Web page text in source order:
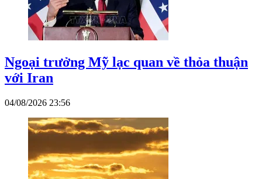
Ngoại trưởng Mỹ lạc quan về thỏa thuận
với Iran
04/08/2026 23:56